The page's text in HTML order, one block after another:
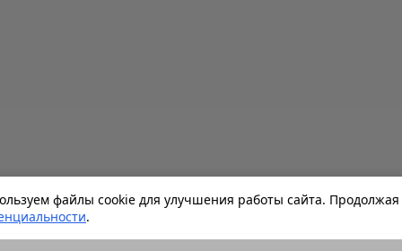
файлы cookie для улучшения работы сайта.
.